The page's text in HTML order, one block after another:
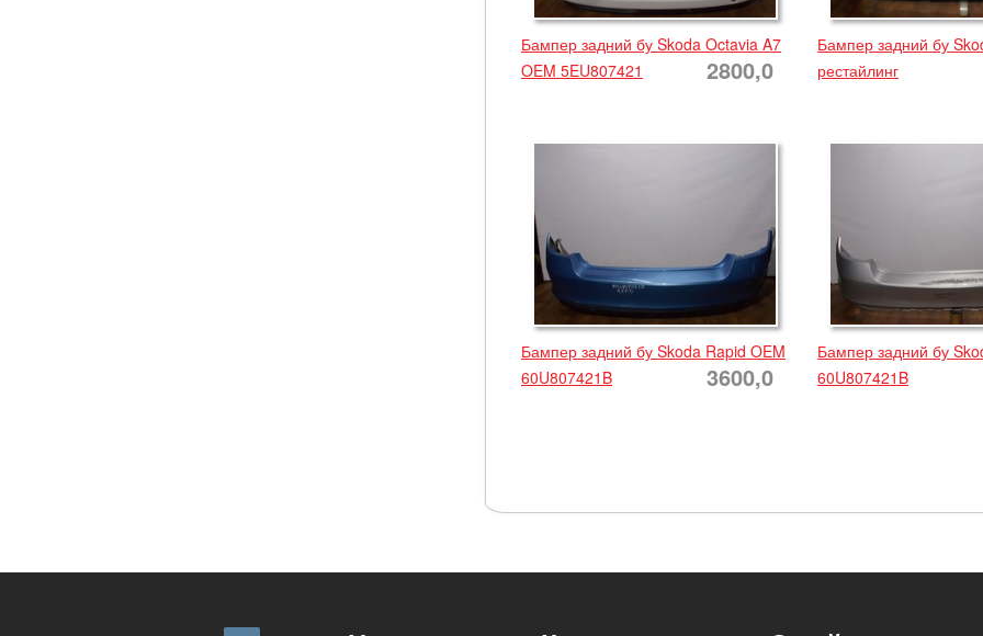
Бампер задний бу Skoda Octavia A7
OEM 5EU807421
2800,0
Бампер задний бу
рестайлинг
Бампер задний бу Skoda Rapid OEM
60U807421B
3600,0
Бампер задний бу
60U807421B